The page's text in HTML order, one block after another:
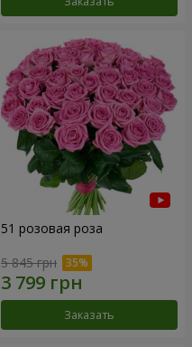
51 розовая роза
5 845 грн
Заказать